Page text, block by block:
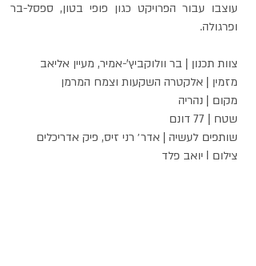
עוצבו עבור הפרויקט כגון פופי בטון, ספסל-בר
ופרגולה.
צוות תכנון | בר וולוקביץ'-אמיר, מעיין אליאב
מזמין | אלקטרה השקעות וצמח המרמן
מקום | נהריה
שטח | 77 דונם
שותפים לעשיה | אדר׳ רני זיס, פיק אדריכלים
צילום | יואב פלד